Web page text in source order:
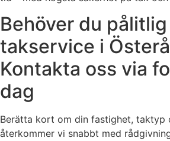
Behöver du pålitlig
takservice i
Kontakta oss via
dag
Berätta kort om din fastighet, taktyp
återkommer vi snabbt med